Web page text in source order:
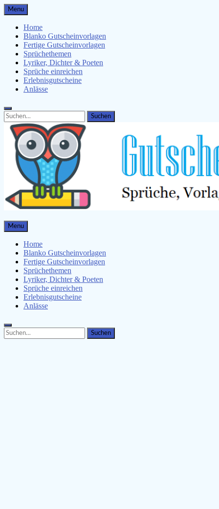
Skip
to
content
Menu
Home
Blanko Gutscheinvorlagen
Fertige Gutscheinvorlagen
Sprüchethemen
Lyriker, Dichter & Poeten
Sprüche einreichen
Erlebnisgutscheine
Anlässe
Search
for:
Search
Gutscheinspruch.de
Gutscheinsprüche & Gutscheinvorlagen finden
Menu
Home
Blanko Gutscheinvorlagen
Fertige Gutscheinvorlagen
Sprüchethemen
Lyriker, Dichter & Poeten
Sprüche einreichen
Erlebnisgutscheine
Anlässe
Search
for:
Search